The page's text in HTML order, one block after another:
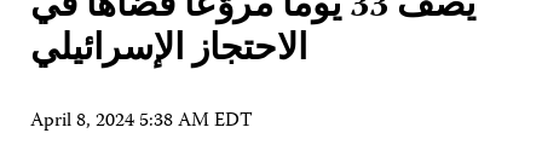
الاحتجاز الإسرائيلي
April 8, 2024 5:38 AM EDT